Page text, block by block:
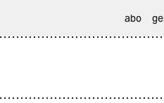
abo